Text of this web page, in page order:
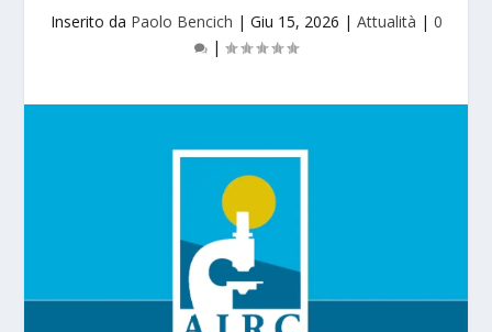
Inserito da Paolo Bencich | Giu 15, 2026 | Attualità | 0
|